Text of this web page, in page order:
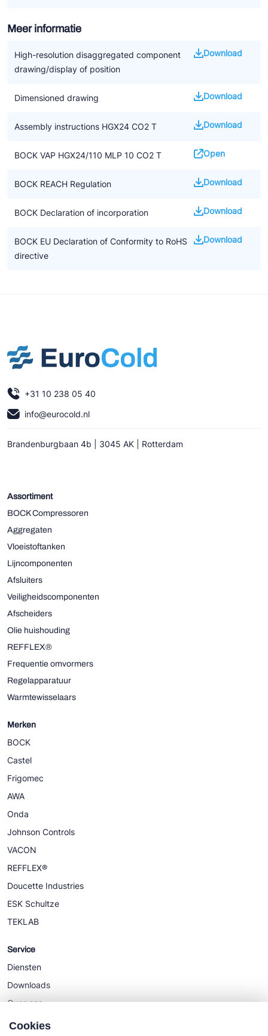
op de op dat moment geldende kennisniveau. Het kan zijn dat
dit op termijn gewijzigd wordt door nieuwe ontwikkelingen
Meer informatie
High-resolution disaggregated component
drawing/display of position
Download
Dimensioned drawing Download
Assembly instructions HGX24 CO2 T Download
BOCK VAP HGX24/110 MLP 10 CO2 T Open
BOCK REACH Regulation Download
BOCK Declaration of incorporation Download
BOCK EU Declaration of Conformity to RoHS
directive
Download
+31 10 238 05 40
info@eurocold.nl
Brandenburgbaan 4b | 3045 AK | Rotterdam
Assortiment
BOCK Compressoren
Aggregaten
Vloeistoftanken
Lijncomponenten
Afsluiters
Veiligheidscomponenten
Afscheiders
Olie huishouding
REFFLEX®
Frequentie omvormers
Regelapparatuur
Warmtewisselaars
Merken
BOCK
Castel
Frigomec
AWA
Onda
Johnson Controls
VACON
REFFLEX®
Doucette Industries
ESK Schultze
TEKLAB
Service
Diensten
Downloads
Over ons
Nieuws
Cookies